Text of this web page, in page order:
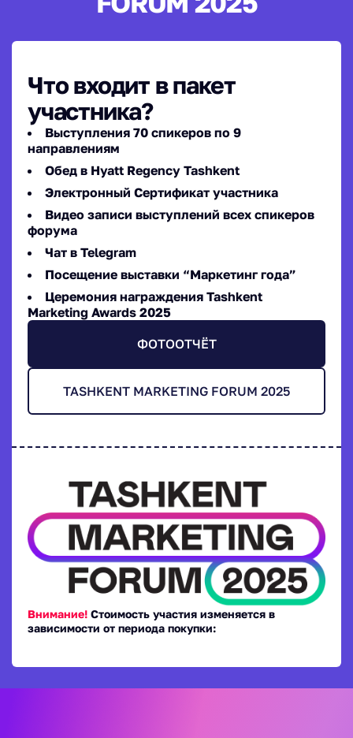
Что входит в пакет
участника?
Выступления 70 спикеров по 9
направлениям
Обед в Hyatt Regency Tashkent
Электронный Сертификат участника
Видео записи выступлений всех спикеров
форума
Чат в Telegram
Посещение выставки “Маркетинг года”
Церемония награждения Tashkent
Marketing Awards 2025
ФОТООТЧЁТ
TASHKENT MARKETING FORUM 2025
Внимание! Стоимость участия изменяется в
зависимости от периода покупки: